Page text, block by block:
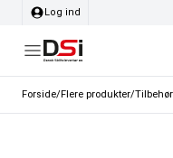
Log ind
Forside/Flere produkter/